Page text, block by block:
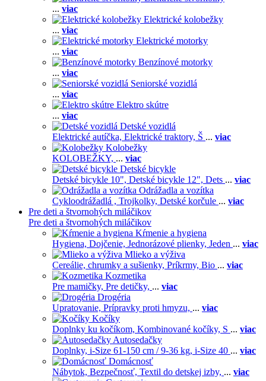
... viac
Elektrické kolobežky
... viac
Elektrické motorky
... viac
Benzínové motorky
... viac
Seniorské vozidlá
... viac
Elektro skútre
... viac
Detské vozidlá
Elektrické autíčka, Elektrické traktory, Š ... viac
Kolobežky
KOLOBEŽKY, ... viac
Detské bicykle
Detské bicykle 10", Detské bicykle 12", Dets ... viac
Odrážadla a vozítka
Cykloodrážadlá , Trojkolky, Detské korčule ... viac
Pre deti a štvornohých miláčikov
Pre deti a štvornohých miláčikov
Kŕmenie a hygiena
Hygiena, Dojčenie, Jednorázové plienky, Jeden ... viac
Mlieko a výživa
Cereálie, chrumky a sušienky, Príkrmy, Bio ... viac
Kozmetika
Pre mamičky, Pre detičky, ... viac
Drogéria
Upratovanie, Prípravky proti hmyzu, ... viac
Kočíky
Doplnky ku kočíkom, Kombinované kočíky, S ... viac
Autosedačky
Doplnky, i-Size 61-150 cm / 9-36 kg, i-Size 40 ... viac
Domácnosť
Nábytok, Bezpečnosť, Textil do detskej izby, ... viac